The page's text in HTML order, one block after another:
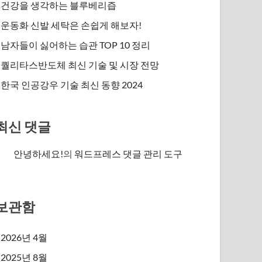
건강을 생각하는 블루베리즙
운동화 신발 세탁은 손쉽게 해보자!
남자들이 싫어하는 습관 TOP 10 정리
퀄리타스반도체 최신 기술 및 시장 전망
한국 인공강우 기술 최신 동향 2024
신 댓글
안녕하세요!의워드프레스 댓글 관리 도구
관함
2026년 4월
2025년 8월